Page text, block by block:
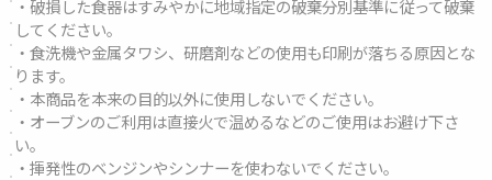
・破損した食器はすみやかに地域指定の破棄分別基準に従って破棄
してください。
・食洗機や金属タワシ、研磨剤などの使用も印刷が落ちる原因とな
ります。
・本商品を本来の目的以外に使用しないでください。
・オーブンのご利用は直接火で温めるなどのご使用はお避け下さ
い。
・揮発性のベンジンやシンナーを使わないでください。